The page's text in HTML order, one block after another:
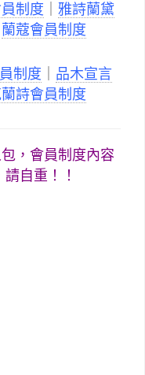
制度
雅詩蘭黛
蘭蔻會員制度
制度
品木宣言
詩會員制度
，會員制度內容
自重！！